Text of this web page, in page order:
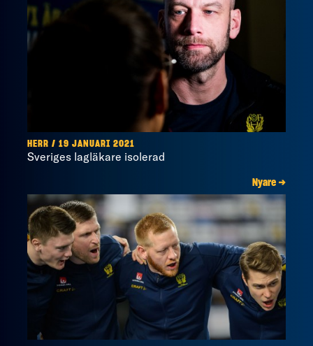
HERR / 19 JANUARI 2021
Sveriges lagläkare isolerad
Nyare →